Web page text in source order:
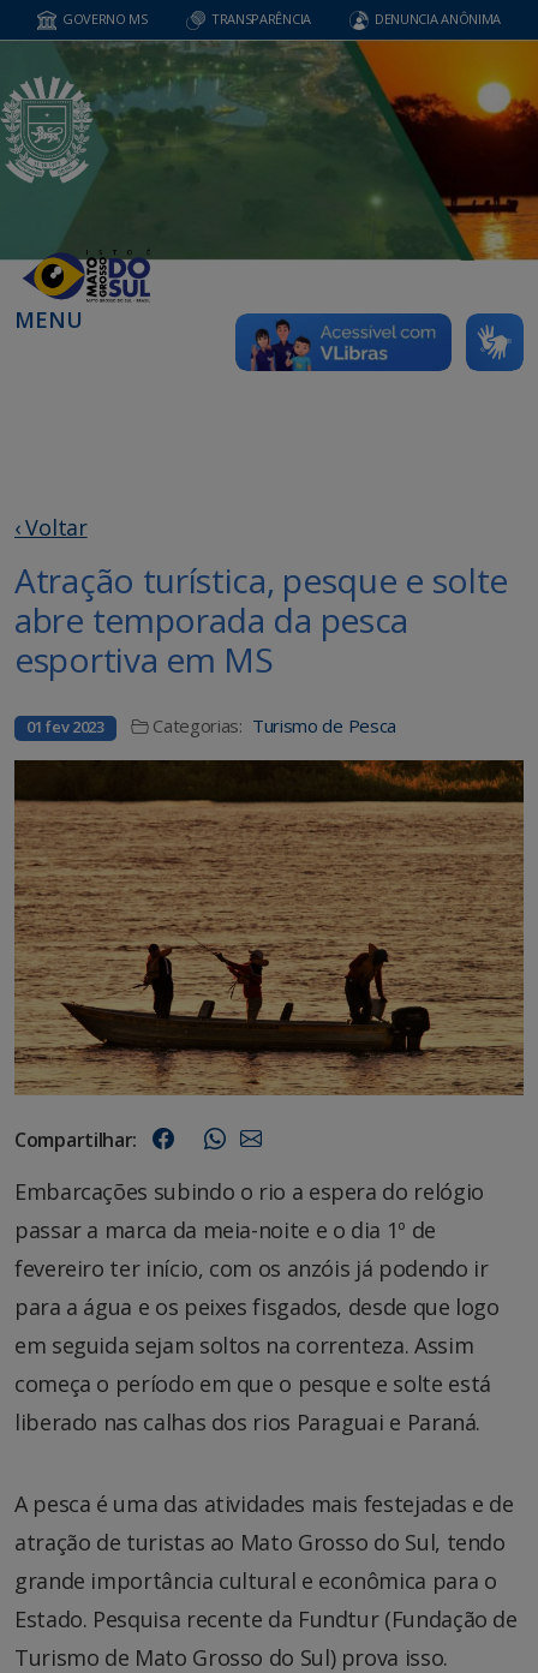
GOVERNO MS TRANSPARÊNCIA DENUNCIA ANÔNIMA
MENU
‹ Voltar
Atração turística, pesque e solte
abre temporada da pesca
esportiva em MS
01 fev 2023 Categorias: Turismo de Pesca
Compartilhar:
Embarcações subindo o rio a espera do relógio
passar a marca da meia-noite e o dia 1º de
fevereiro ter início, com os anzóis já podendo ir
para a água e os peixes fisgados, desde que logo
em seguida sejam soltos na correnteza. Assim
começa o período em que o pesque e solte está
liberado nas calhas dos rios Paraguai e Paraná.
A pesca é uma das atividades mais festejadas e de
atração de turistas ao Mato Grosso do Sul, tendo
grande importância cultural e econômica para o
Estado. Pesquisa recente da Fundtur (Fundação de
Turismo de Mato Grosso do Sul) prova isso.